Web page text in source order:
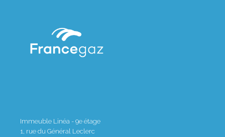
Immeuble Linéa - 9e étage
1, rue du Général Leclerc